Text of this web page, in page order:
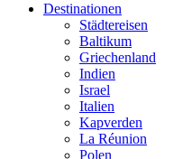
Destinationen
Städtereisen
Baltikum
Griechenland
Indien
Israel
Italien
Kapverden
La Réunion
Polen